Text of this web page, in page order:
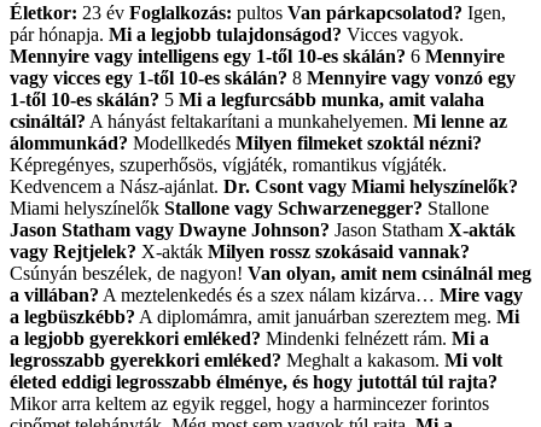
Életkor: 23 év Foglalkozás: pultos Van párkapcsolatod? Igen,
pár hónapja. Mi a legjobb tulajdonságod? Vicces vagyok.
Mennyire vagy intelligens egy 1-től 10-es skálán? 6 Mennyire
vagy vicces egy 1-től 10-es skálán? 8 Mennyire vagy vonzó egy
1-től 10-es skálán? 5 Mi a legfurcsább munka, amit valaha
csináltál? A hányást feltakarítani a munkahelyemen. Mi lenne az
álommunkád? Modellkedés Milyen filmeket szoktál nézni?
Képregényes, szuperhősös, vígjáték, romantikus vígjáték.
Kedvencem a Nász-ajánlat. Dr. Csont vagy Miami helyszínelők?
Miami helyszínelők Stallone vagy Schwarzenegger? Stallone
Jason Statham vagy Dwayne Johnson? Jason Statham X-akták
vagy Rejtjelek? X-akták Milyen rossz szokásaid vannak?
Csúnyán beszélek, de nagyon! Van olyan, amit nem csinálnál meg
a villában? A meztelenkedés és a szex nálam kizárva… Mire vagy
a legbüszkébb? A diplomámra, amit januárban szereztem meg. Mi
a legjobb gyerekkori emléked? Mindenki felnézett rám. Mi a
legrosszabb gyerekkori emléked? Meghalt a kakasom. Mi volt
életed eddigi legrosszabb élménye, és hogy jutottál túl rajta?
Mikor arra keltem az egyik reggel, hogy a harmincezer forintos